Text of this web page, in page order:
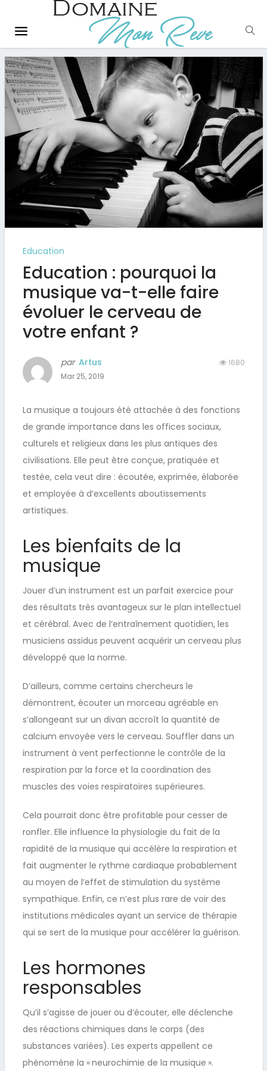
Education
Education : pourquoi la
musique va-t-elle faire
évoluer le cerveau de
votre enfant ?
par Artus
Mar 25, 2019
1680
La musique a toujours été attachée à des fonctions
de grande importance dans les offices sociaux,
culturels et religieux dans les plus antiques des
civilisations. Elle peut être conçue, pratiquée et
testée, cela veut dire : écoutée, exprimée, élaborée
et employée à d’excellents aboutissements
artistiques.
Les bienfaits de la
musique
Jouer d’un instrument est un parfait exercice pour
des résultats très avantageux sur le plan intellectuel
et cérébral. Avec de l’entraînement quotidien, les
musiciens assidus peuvent acquérir un cerveau plus
développé que la norme.
D’ailleurs, comme certains chercheurs le
démontrent, écouter un morceau agréable en
s’allongeant sur un divan accroît la quantité de
calcium envoyée vers le cerveau. Souffler dans un
instrument à vent perfectionne le contrôle de la
respiration par la force et la coordination des
muscles des voies respiratoires supérieures.
Cela pourrait donc être profitable pour cesser de
ronfler. Elle influence la physiologie du fait de la
rapidité de la musique qui accélère la respiration et
fait augmenter le rythme cardiaque probablement
au moyen de l’effet de stimulation du système
sympathique. Enfin, ce n’est plus rare de voir des
institutions médicales ayant un service de thérapie
qui se sert de la musique pour accélérer la guérison.
Les hormones
responsables
Qu’il s’agisse de jouer ou d’écouter, elle déclenche
des réactions chimiques dans le corps (des
substances variées). Les experts appellent ce
phénomène la « neurochimie de la musique ».